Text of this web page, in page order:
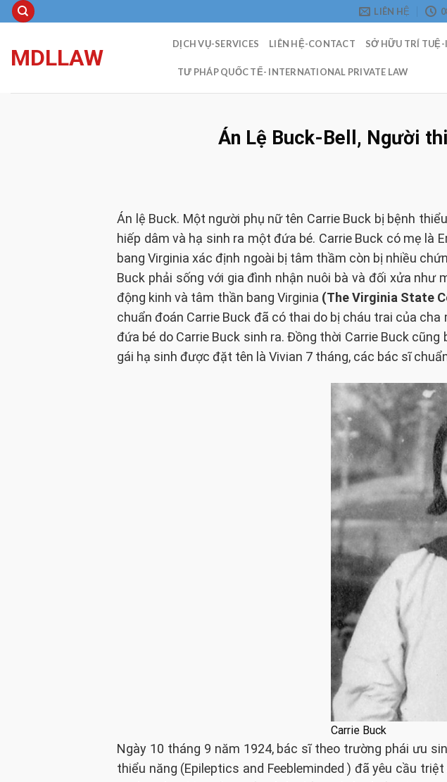
Skip
to
LIÊN HỆ
MDLLAW
DỊCH VỤ-SERVICES LIÊN HỆ-CONTACT SỞ HỮU TRÍ TUỆ-
TƯ PHÁP QUỐC TẾ- INTERNATIONAL PRIVATE LAW
Án Lệ Buck-Bell, Người
Án lệ Buck. Một người phụ nữ tên Carrie Buck bị bệnh
hiếp dâm và hạ sinh ra một đứa bé. Carrie Buck có mẹ là
bang Virginia xác định ngoài bị tâm thầm còn bị nhiều
Buck phải sống với gia đình nhận nuôi bà và đối xửa như
động kinh và tâm thần bang Virginia (The Virginia State
chuẩn đoán Carrie Buck đã có thai do bị cháu trai của
đứa bé do Carrie Buck sinh ra. Đồng thời Carrie Buck
gái hạ sinh được đặt tên là Vivian 7 tháng, các bác sĩ
Carrie Buck
Ngày 10 tháng 9 năm 1924, bác sĩ theo trường phái ưu
thiểu năng (Epileptics and Feebleminded ) đã yêu cầu